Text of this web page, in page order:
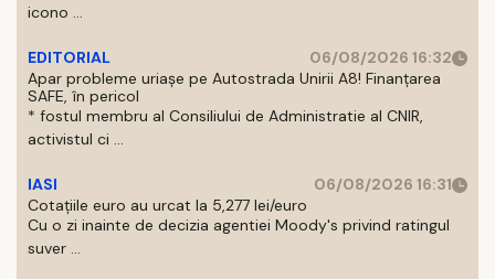
icono ...
EDITORIAL
06/08/2026 16:32
Apar probleme uriașe pe Autostrada Unirii A8! Finanțarea
SAFE, în pericol
* fostul membru al Consiliului de Administratie al CNIR,
activistul ci ...
IASI
06/08/2026 16:31
Cotațiile euro au urcat la 5,277 lei/euro
Cu o zi inainte de decizia agentiei Moody's privind ratingul
suver ...